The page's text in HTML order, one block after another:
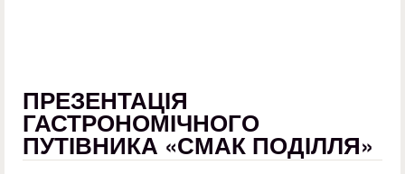
ПРЕЗЕНТАЦІЯ
ГАСТРОНОМІЧНОГО
ПУТІВНИКА «СМАК ПОДІЛЛЯ»